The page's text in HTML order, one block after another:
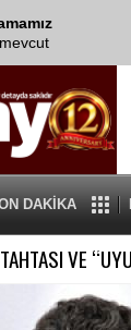
DAKİKA
VE